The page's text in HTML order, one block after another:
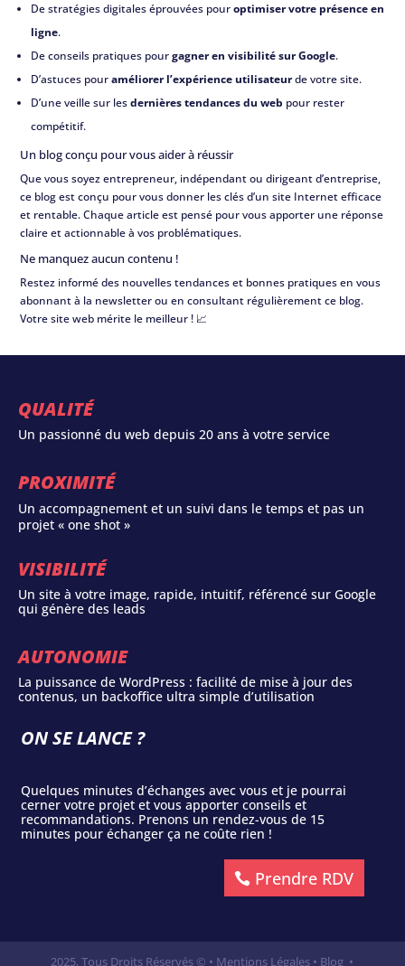
De stratégies digitales éprouvées pouroptimiser votre présence en
ligne.
De conseils pratiques pourgagner en visibilité sur Google.
D’astuces pouraméliorer l’expérience utilisateurde votre site.
D’une veille sur lesdernières tendances du web pour rester
compétitif.
Un blog conçu pour vous aider à réussir
Que vous soyez entrepreneur, indépendant ou dirigeant d’entreprise,
ce blog est conçu pour vous donner les clés d’un site Internet efficace
et rentable. Chaque article est pensé pour vous apporter une réponse
claire et actionnable à vos problématiques.
Ne manquez aucun contenu !
Restez informé des nouvelles tendances et bonnes pratiques en vous
abonnant à la newsletter ou en consultant régulièrement ce blog.
Votre site web mérite le meilleur ! 📈
QUALITÉ
Un passionné du web depuis 20 ans à votre service
PROXIMITÉ
Un accompagnement et un suivi dans le temps et pas un
projet « one shot »
VISIBILITÉ
Un site à votre image, rapide, intuitif, référencé sur Google
qui génère des leads
AUTONOMIE
La puissance de WordPress : facilité de mise à jour des
contenus, un backoffice ultra simple d’utilisation
ON SE LANCE ?
Quelques minutes d’échanges avec vous et je pourrai
cerner votre projet et vous apporter conseils et
recommandations. Prenons un rendez-vous de 15
minutes pour échanger ça ne coûte rien !
Prendre RDV
2025, Tous Droits Réservés © • Mentions Légales • Blog •